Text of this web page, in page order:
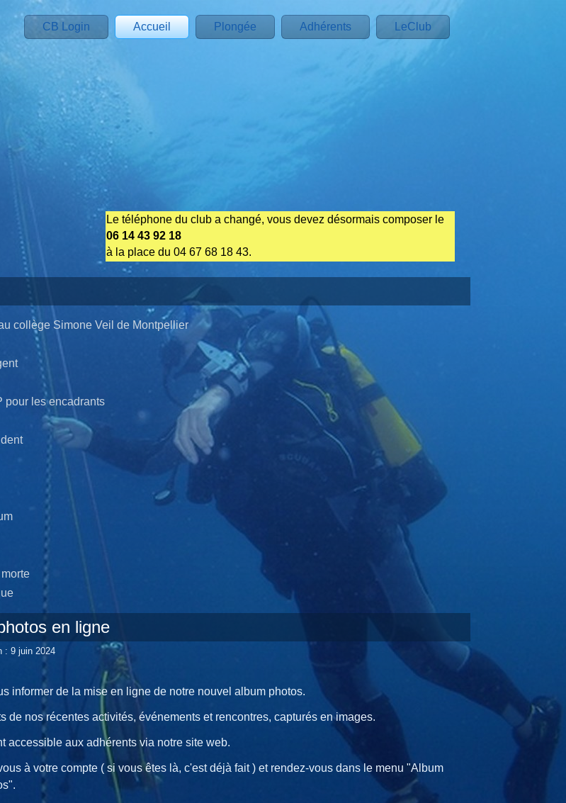
CB Login Accueil Plongée Adhérents LeClub
Le téléphone du club a changé, vous devez désormais composer le
06 14 43 92 18
à la place du 04 67 68 18 43.
collège Simone Veil de Montpellier
pour les encadrants
en ligne
: 9 juin 2024
informer de la mise en ligne de notre nouvel album photos.
de nos récentes activités, événements et rencontres, capturés en images.
accessible aux adhérents via notre site web.
à votre compte ( si vous êtes là, c'est déjà fait ) et rendez-vous dans le menu "Album